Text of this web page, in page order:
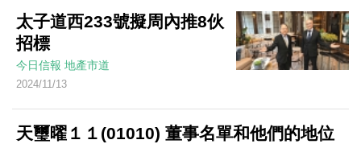
太子道西233號擬周內推8伙
招標
今日信報 地產市道
2024/11/13
天璽曜１１(01010) 董事名單和他們的地位